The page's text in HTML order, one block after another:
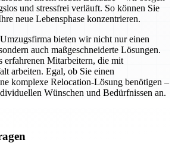
und stressfrei verläuft. So können Sie
neue Lebensphase konzentrieren.
bieten wir nicht nur einen
auch maßgeschneiderte Lösungen.
erfahrenen Mitarbeitern, die mit
arbeiten. Egal, ob Sie einen
komplexe Relocation-Lösung benötigen –
Wünschen und Bedürfnissen an.